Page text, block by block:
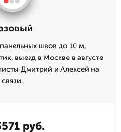
швов до 10 м,
выезд в Москве в августе
Дмитрий и Алексей на
связи.
руб.